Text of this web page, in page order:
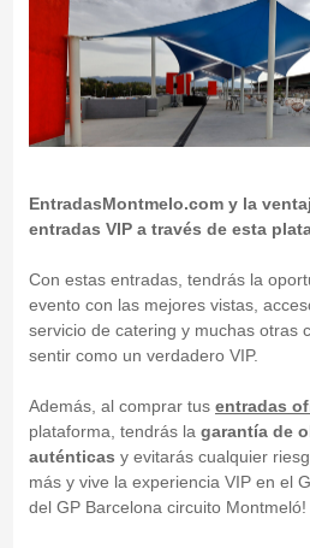
EntradasMontmelo.com y la
entradas VIP a través de esta
Con estas entradas, tendrás la
evento con las mejores vistas,
servicio de catering y muchas otras
sentir como un verdadero VIP.
Además, al comprar tus entradas
plataforma, tendrás la garantía de
auténticas y evitarás cualquier
más y vive la experiencia VIP en el
del GP Barcelona circuito Montmeló!